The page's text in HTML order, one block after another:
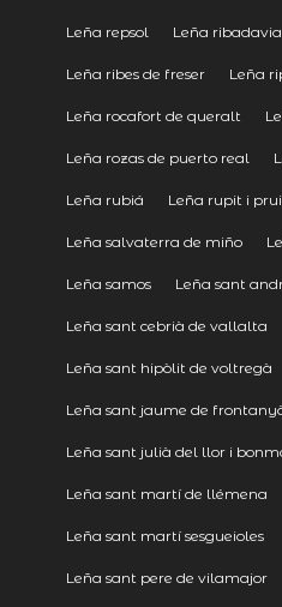
Leña repsol Leña ribadavia
Leña ribes de freser Leña
Leña rocafort de queralt
Leña rozas de puerto real
Leña rubiá Leña rupit i
Leña salvaterra de miño
Leña samos Leña sant
Leña sant cebrià de vallalta
Leña sant hipòlit de voltregà
Leña sant jaume de
Leña sant julià del llor i
Leña sant martí de llémena
Leña sant martí sesgueioles
Leña sant pere de vilamajor